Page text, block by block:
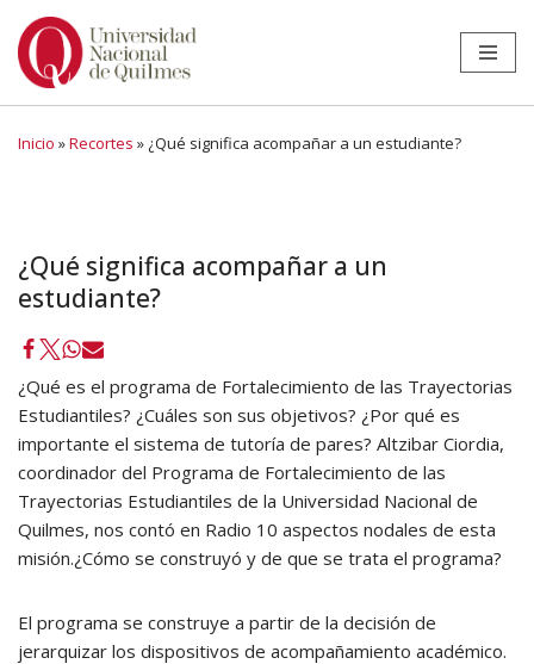
Ir
Inicio »Recortes » ¿Qué significa acompañar a un estudiante?
¿Qué significa acompañar a un
estudiante?
¿Qué es el programa de Fortalecimiento de las Trayectorias
Estudiantiles? ¿Cuáles son sus objetivos? ¿Por qué es
importante el sistema de tutoría de pares? Altzibar Ciordia,
coordinador del Programa de Fortalecimiento de las
Trayectorias Estudiantiles de la Universidad Nacional de
Quilmes, nos contó en Radio 10 aspectos nodales de esta
misión.¿Cómo se construyó y de que se trata el programa?
El programa se construye a partir de la decisión de
jerarquizar los dispositivos de acompañamiento académico.